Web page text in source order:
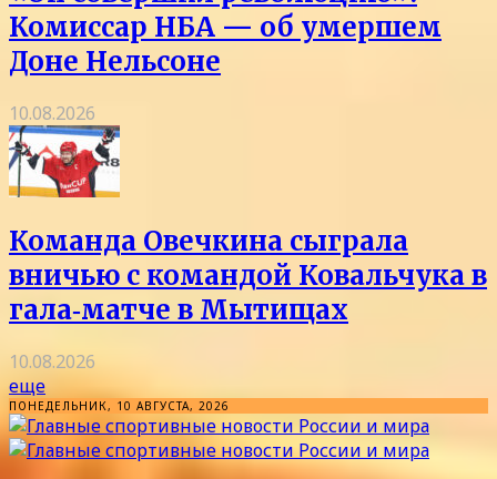
Комиссар НБА — об умершем
Доне Нельсоне
10.08.2026
Команда Овечкина сыграла
вничью с командой Ковальчука в
гала‑матче в Мытищах
10.08.2026
еще
ПОНЕДЕЛЬНИК, 10 АВГУСТА, 2026